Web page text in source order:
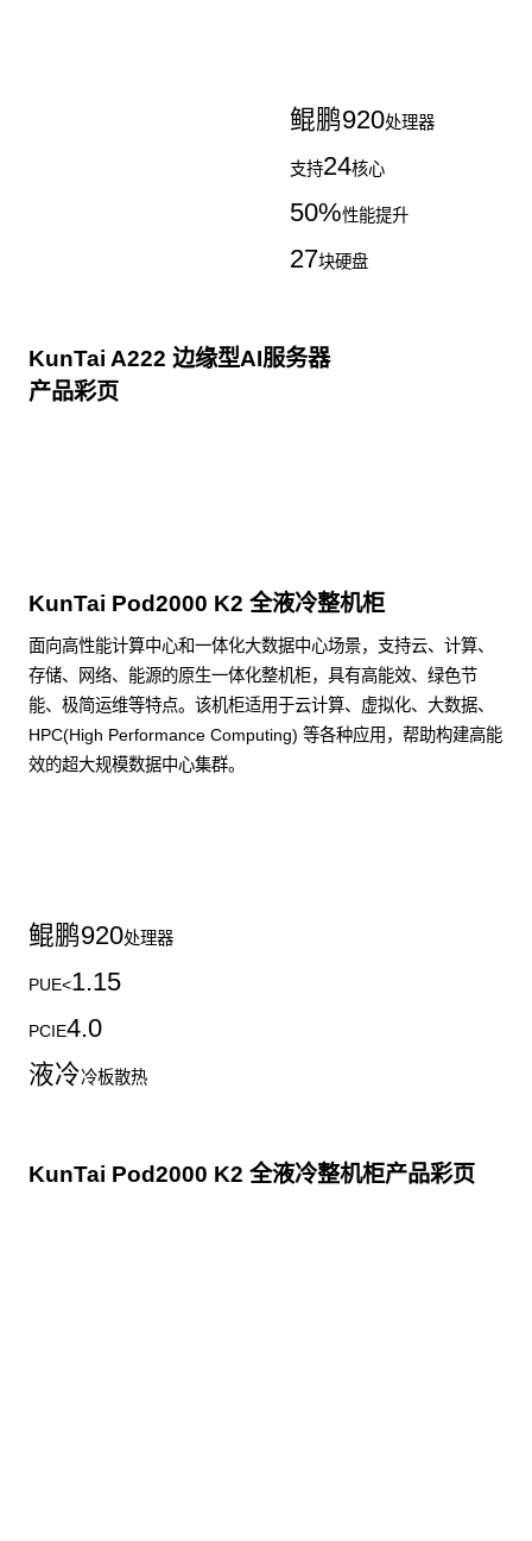
鲲鹏920处理器
支持24核心
50%性能提升
27块硬盘
KunTai A222 边缘型AI服务器
产品彩页
KunTai Pod2000 K2 全液冷整机柜
面向高性能计算中心和一体化大数据中心场景，支持云、计算、
存储、网络、能源的原生一体化整机柜，具有高能效、绿色节
能、极简运维等特点。该机柜适用于云计算、虚拟化、大数据、
HPC(High Performance Computing) 等各种应用，帮助构建高能
效的超大规模数据中心集群。
鲲鹏920处理器
PUE<1.15
PCIE4.0
液冷冷板散热
KunTai Pod2000 K2 全液冷整机柜产品彩页